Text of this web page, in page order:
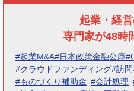
起業・経
専門家が48時
#起業M&A#日本政策金融公庫
#クラウドファンディング#訪
#ものづくり補助金 #会計処理